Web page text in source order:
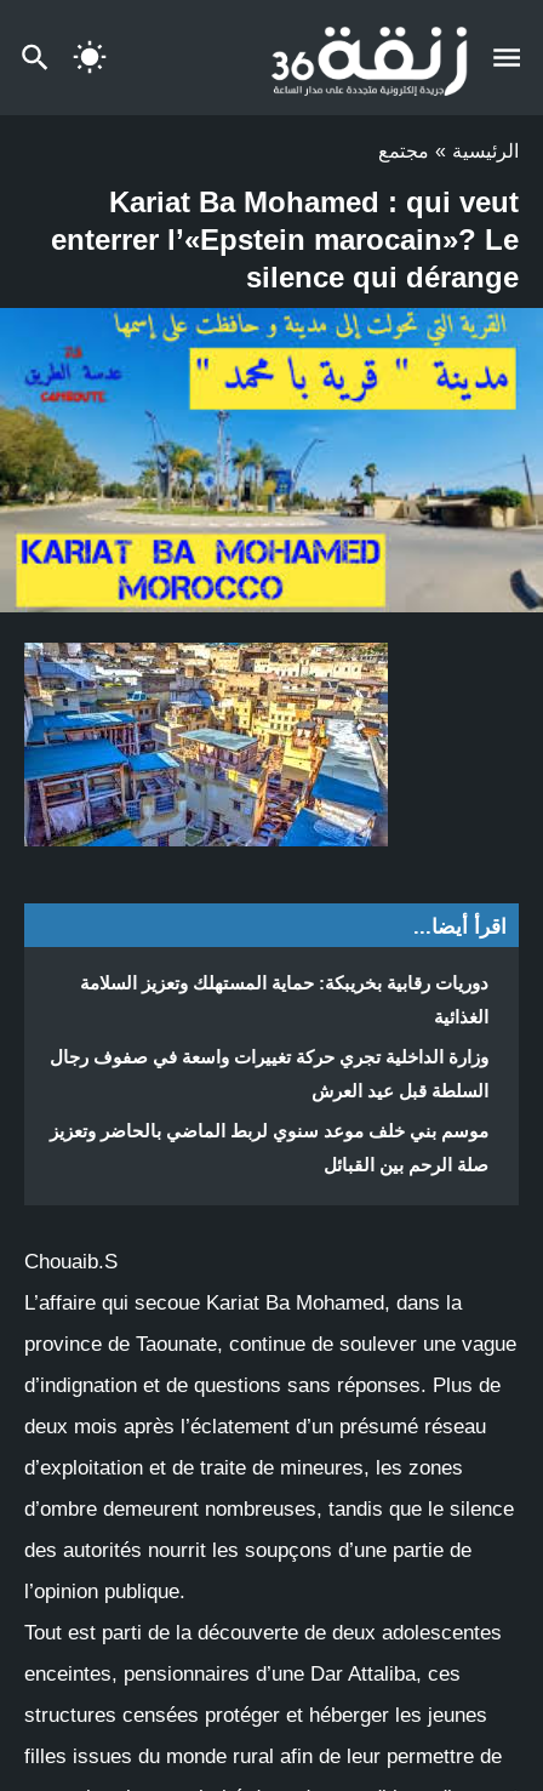
الرئيسية » مجتمع
Kariat Ba Mohamed : qui veut
enterrer l’«Epstein marocain»? Le
silence qui dérange
اقرأ أيضا...
دوريات رقابية بخريبكة: حماية المستهلك وتعزيز السلامة
الغذائية
وزارة الداخلية تجري حركة تغييرات واسعة في صفوف رجال
السلطة قبل عيد العرش
موسم بني خلف موعد سنوي لربط الماضي بالحاضر وتعزيز
صلة الرحم بين القبائل
Chouaib.S
L’affaire qui secoue Kariat Ba Mohamed, dans la
province de Taounate, continue de soulever une vague
d’indignation et de questions sans réponses. Plus de
deux mois après l’éclatement d’un présumé réseau
d’exploitation et de traite de mineures, les zones
d’ombre demeurent nombreuses, tandis que le silence
des autorités nourrit les soupçons d’une partie de
l’opinion publique.
Tout est parti de la découverte de deux adolescentes
enceintes, pensionnaires d’une Dar Attaliba, ces
structures censées protéger et héberger les jeunes
filles issues du monde rural afin de leur permettre de